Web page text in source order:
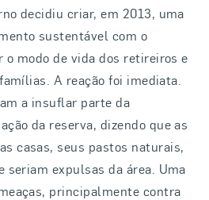
decidiu criar, em 2013, uma
sustentável com o
o modo de vida dos retireiros e
A reação foi imediata.
a insuflar parte da
da reserva, dizendo que as
casas, seus pastos naturais,
seriam expulsas da área. Uma
principalmente contra